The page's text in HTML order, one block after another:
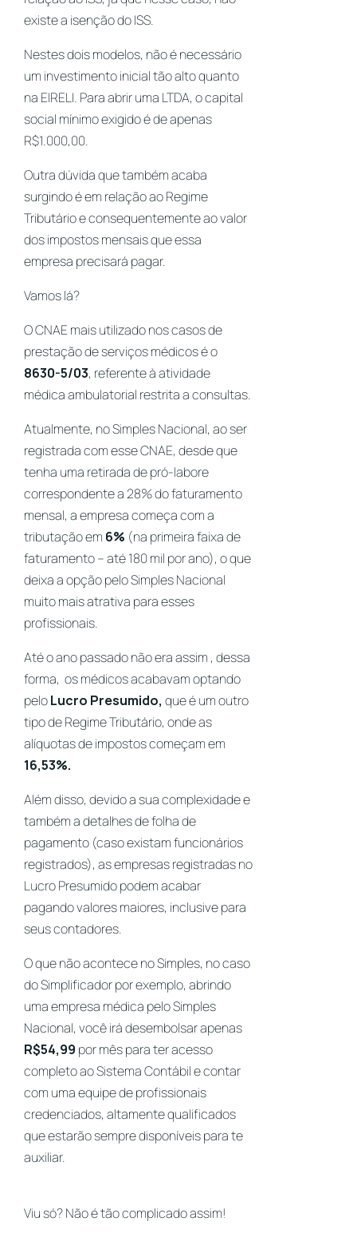
existe a isenção do ISS.
Nestes dois modelos, não é necessário
um investimento inicial tão alto quanto
na EIRELI. Para abrir uma LTDA, o capital
social mínimo exigido é de apenas
R$1.000,00.
Outra dúvida que também acaba
surgindo é em relação aoRegime
Tributárioe consequentemente ao valor
dos impostos mensais que essa
empresa precisará pagar.
Vamos lá?
OCNAEmais utilizado nos casos de
prestação de serviços médicos é o
8630-5/03, referente à atividade
médica ambulatorial restrita a consultas.
Atualmente, noSimples Nacional, ao ser
registrada com esse CNAE, desde que
tenha uma retirada de pró-labore
correspondente a 28% do faturamento
mensal, a empresa começa com a
tributação em 6% (na primeira faixa de
faturamento – até 180 mil por ano), o que
deixa a opção pelo Simples Nacional
muito mais atrativa para esses
profissionais.
Até o ano passado não era assim , dessa
forma, os médicos acabavam optando
peloLucro Presumido, que é um outro
tipo de Regime Tributário, onde as
alíquotas de impostos começam em
16,53%.
Além disso, devido a sua complexidade e
também a detalhes de folha de
pagamento (caso existam funcionários
registrados), as empresas registradas no
Lucro Presumido podem acabar
pagando valores maiores, inclusive para
seus contadores.
O que não acontece no Simples, no caso
do Simplificador por exemplo, abrindo
uma empresa médica pelo Simples
Nacional, você irá desembolsar apenas
R$54,99 por mês para ter acesso
completo ao Sistema Contábil e contar
com uma equipe de profissionais
credenciados, altamente qualificados
que estarão sempre disponíveis para te
auxiliar.
Viu só? Não é tão complicado assim!